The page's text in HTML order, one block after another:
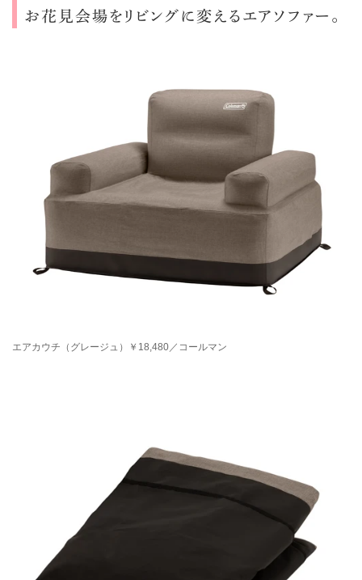
お花見会場をリビングに変えるエアソファー。
エアカウチ（グレージュ）￥18,480／コールマン